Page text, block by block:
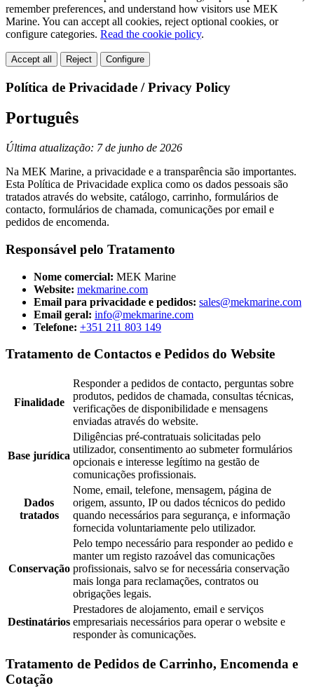
remember preferences, and understand how visitors use MEK
Marine. You can accept all cookies, reject optional cookies, or
configure categories. Read the cookie policy.
Accept all Reject Configure
Política de Privacidade / Privacy Policy
Português
Última atualização: 7 de junho de 2026
Na MEK Marine, a privacidade e a transparência são importantes.
Esta Política de Privacidade explica como os dados pessoais são
tratados através do website, catálogo, carrinho, formulários de
contacto, formulários de chamada, comunicações por email e
pedidos de encomenda.
Responsável pelo Tratamento
Nome comercial: MEK Marine
Website: mekmarine.com
Email para privacidade e pedidos: sales@mekmarine.com
Email geral: info@mekmarine.com
Telefone: +351 211 803 149
Tratamento de Contactos e Pedidos do Website
Finalidade
Responder a pedidos de contacto, perguntas sobre
produtos, pedidos de chamada, consultas técnicas,
verificações de disponibilidade e mensagens
enviadas através do website.
Base jurídica
Diligências pré-contratuais solicitadas pelo
utilizador, consentimento ao submeter formulários
opcionais e interesse legítimo na gestão de
comunicações profissionais.
Dados
tratados
Nome, email, telefone, mensagem, página de
origem, assunto, IP ou dados técnicos do pedido
quando necessários para segurança, e informação
fornecida voluntariamente pelo utilizador.
Conservação
Pelo tempo necessário para responder ao pedido e
manter um registo razoável das comunicações
profissionais, salvo se for necessária conservação
mais longa para reclamações, contratos ou
obrigações legais.
Destinatários
Prestadores de alojamento, email e serviços
empresariais necessários para operar o website e
responder às comunicações.
Tratamento de Pedidos de Carrinho, Encomenda e
Cotação